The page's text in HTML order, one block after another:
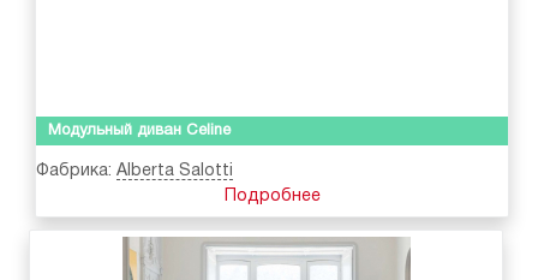
Модульный диван Celine
Фабрика: Alberta Salotti
Подробнее